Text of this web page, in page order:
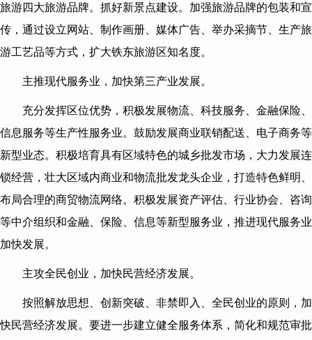
旅游四大旅游品牌。抓好新景点建设。加强旅游品牌的包装和宣
传，通过设立网站、制作画册、媒体广告、举办采摘节、生产旅
游工艺品等方式，扩大铁东旅游区知名度。
主推现代服务业，加快第三产业发展。
充分发挥区位优势，积极发展物流、科技服务、金融保险、
信息服务等生产性服务业。鼓励发展商业联销配送、电子商务等
新型业态。积极培育具有区域特色的城乡批发市场，大力发展连
锁经营，壮大区域内商业和物流批发龙头企业，打造特色鲜明、
布局合理的商贸物流网络。积极发展资产评估、行业协会、咨询
等中介组织和金融、保险、信息等新型服务业，推进现代服务业
加快发展。
主攻全民创业，加快民营经济发展。
按照解放思想、创新突破、非禁即入、全民创业的原则，加
快民营经济发展。要进一步建立健全服务体系，简化和规范审批